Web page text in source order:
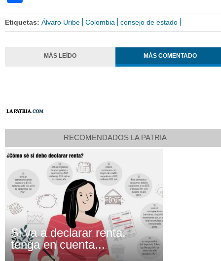
Etiquetas: Álvaro Uribe Colombia consejo de estado
MÁS LEÍDO MÁS COMENTADO
RECOMENDADOS LA PATRIA
Si va a declarar renta,
tenga en cuenta...